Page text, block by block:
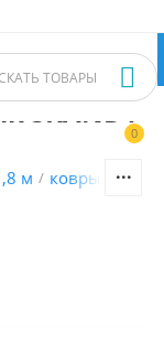
0


SKANDY
м / ковры